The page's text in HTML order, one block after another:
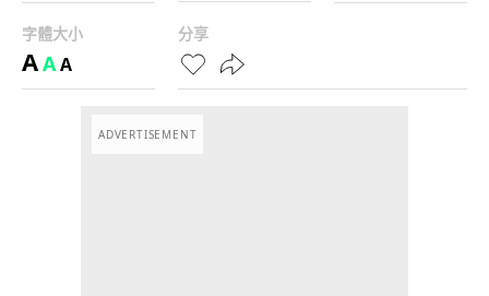
字體大小
AAA
分享
ADVERTISEMENT